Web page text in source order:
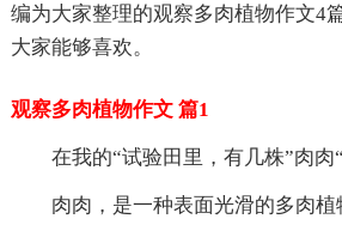
编为大家整理的观察多肉植物作文4
大家能够喜欢。
观察多肉植物作文 篇1
在我的“试验田里，有几株”肉肉“
肉肉，是一种表面光滑的多肉